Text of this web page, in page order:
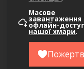
Масове
завантаження
офлайн-
нашої хмари.